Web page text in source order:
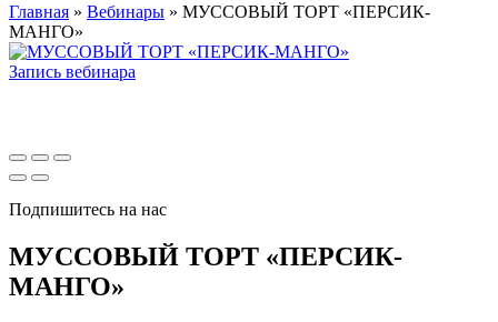
Главная » Вебинары » МУССОВЫЙ ТОРТ «ПЕРСИК-
МАНГО»
Запись вебинара
Подпишитесь на нас
МУССОВЫЙ ТОРТ «ПЕРСИК-
МАНГО»